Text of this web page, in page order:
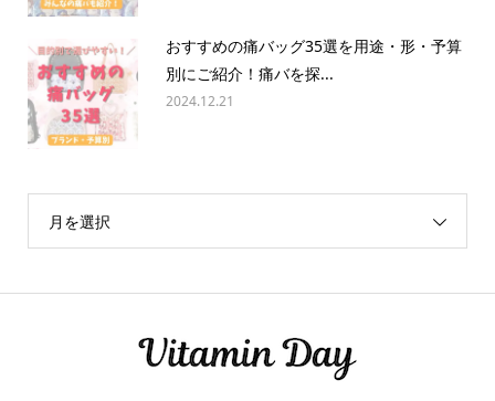
おすすめの痛バッグ35選を用途・形・予算
別にご紹介！痛バを探...
2024.12.21
月を選択